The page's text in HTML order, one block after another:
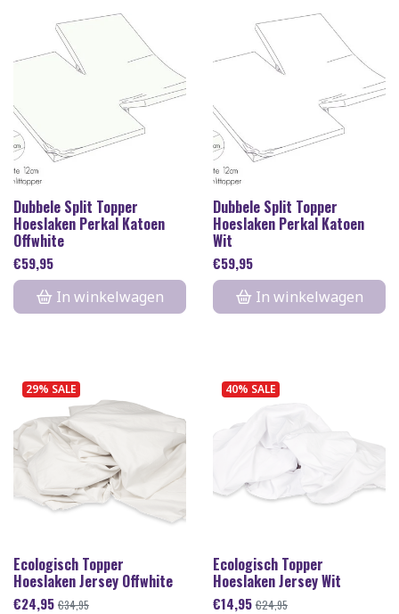
Dubbele Split Topper
Hoeslaken Perkal Katoen
Offwhite
€59,95
In winkelwagen
Dubbele Split Topper
Hoeslaken Perkal Katoen
Wit
€59,95
In winkelwagen
29% SALE
Ecologisch Topper
Hoeslaken Jersey Offwhite
€24,95 €34,95
40% SALE
Ecologisch Topper
Hoeslaken Jersey Wit
€14,95 €24,95